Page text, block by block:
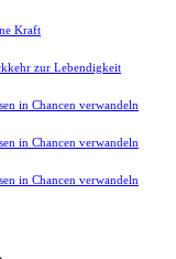
Kraft
zur Lebendigkeit
in Chancen verwandeln
in Chancen verwandeln
in Chancen verwandeln